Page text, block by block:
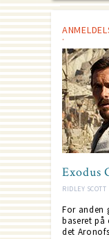
Exodus
RIDLEY SCOTT
For anden
baseret
det